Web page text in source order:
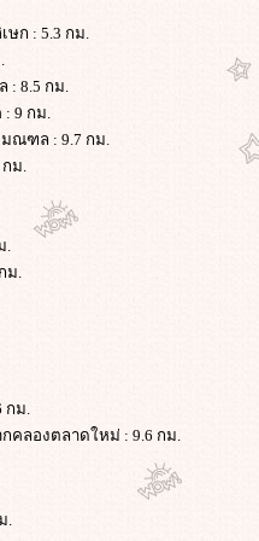
ษก : 5.3 กม.
: 8.5 กม.
9 กม.
ณฑล : 9.7 กม.
ม.
ม.
กม.
คลองตลาดใหม่ : 9.6 กม.
.